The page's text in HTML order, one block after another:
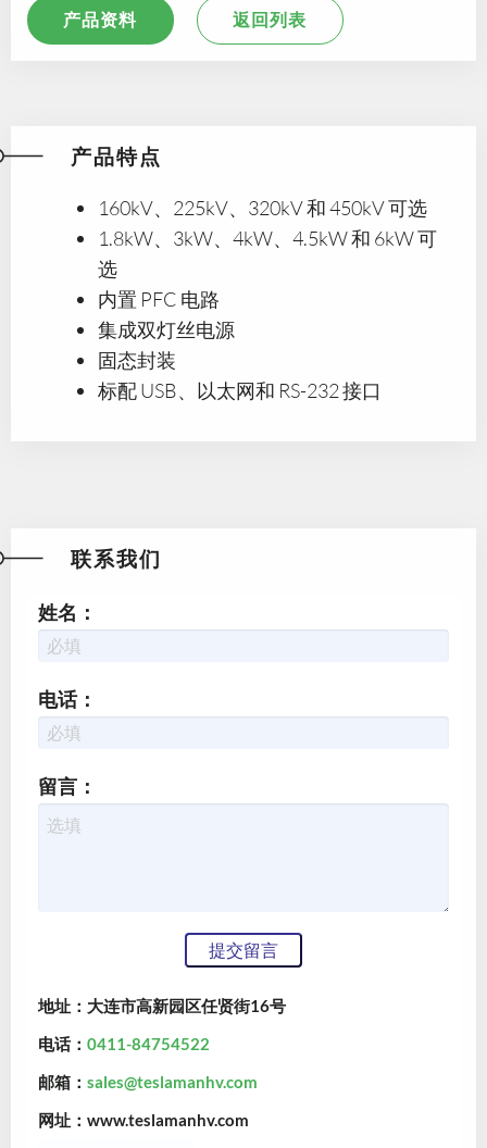
产品资料 返回列表
产品特点
160kV、225kV、320kV 和 450kV 可选
1.8kW、3kW、4kW、4.5kW 和 6kW 可
选
内置 PFC 电路
集成双灯丝电源
固态封装
标配 USB、以太网和 RS-232 接口
联系我们
姓名：
电话：
留言：
地址：大连市高新园区任贤街16号
电话： 0411-84754522
邮箱： sales@teslamanhv.com
网址：www.teslamanhv.com